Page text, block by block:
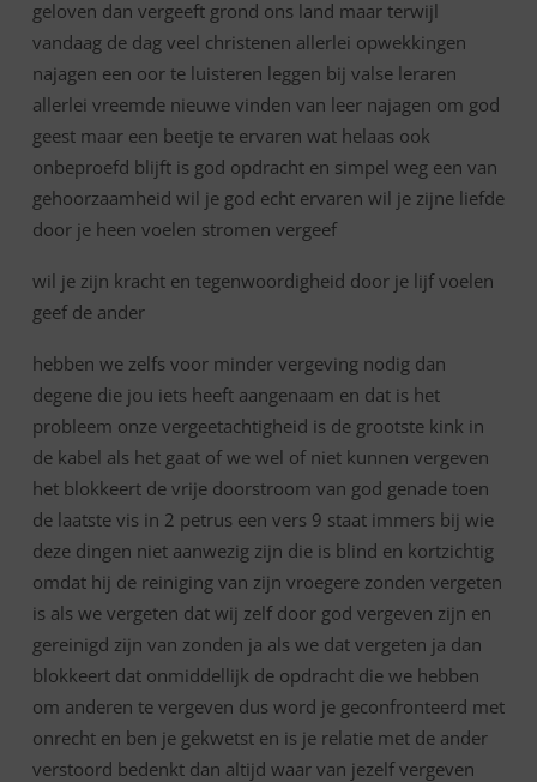
geloven dan vergeeft grond ons land maar terwijl
vandaag de dag veel christenen allerlei opwekkingen
najagen een oor te luisteren leggen bij valse leraren
allerlei vreemde nieuwe vinden van leer najagen om god
geest maar een beetje te ervaren wat helaas ook
onbeproefd blijft is god opdracht en simpel weg een van
gehoorzaamheid wil je god echt ervaren wil je zijne liefde
door je heen voelen stromen vergeef
wil je zijn kracht en tegenwoordigheid door je lijf voelen
geef de ander
hebben we zelfs voor minder vergeving nodig dan
degene die jou iets heeft aangenaam en dat is het
probleem onze vergeetachtigheid is de grootste kink in
de kabel als het gaat of we wel of niet kunnen vergeven
het blokkeert de vrije doorstroom van god genade toen
de laatste vis in 2 petrus een vers 9 staat immers bij wie
deze dingen niet aanwezig zijn die is blind en kortzichtig
omdat hij de reiniging van zijn vroegere zonden vergeten
is als we vergeten dat wij zelf door god vergeven zijn en
gereinigd zijn van zonden ja als we dat vergeten ja dan
blokkeert dat onmiddellijk de opdracht die we hebben
om anderen te vergeven dus word je geconfronteerd met
onrecht en ben je gekwetst en is je relatie met de ander
verstoord bedenkt dan altijd waar van jezelf vergeven